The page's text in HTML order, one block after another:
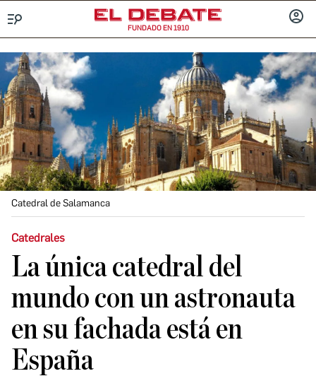
FUNDADO EN 1910
Catedral de Salamanca
Catedrales
La única catedral del
mundo con un astronauta
en su fachada está en
España